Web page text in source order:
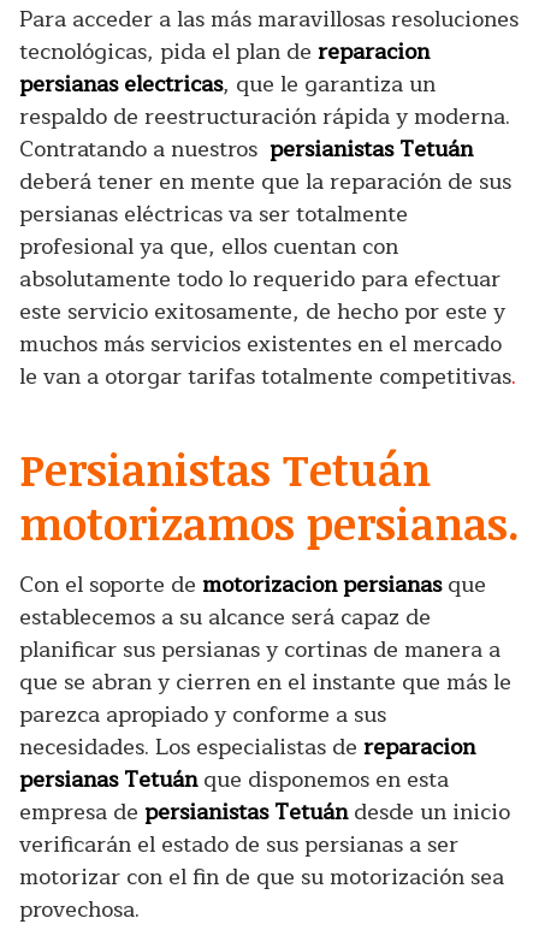
Para acceder a las más maravillosas resoluciones
tecnológicas, pida el plan de reparacion
persianas electricas, que le garantiza un
respaldo de reestructuración rápida y moderna.
Contratando a nuestros persianistas Tetuán
deberá tener en mente que la reparación de sus
persianas eléctricas va ser totalmente
profesional ya que, ellos cuentan con
absolutamente todo lo requerido para efectuar
este servicio exitosamente, de hecho por este y
muchos más servicios existentes en el mercado
le van a otorgar tarifas totalmente competitivas.
Persianistas Tetuán
motorizamos persianas.
Con el soporte de motorizacion persianasque
establecemos a su alcance será capaz de
planificar sus persianas y cortinas de manera a
que se abran y cierren en el instante que más le
parezca apropiado y conforme a sus
necesidades. Los especialistas de reparacion
persianas Tetuánque disponemos en esta
empresa de persianistas Tetuándesde un inicio
verificarán el estado de sus persianas a ser
motorizar con el fin de que su motorización sea
provechosa.